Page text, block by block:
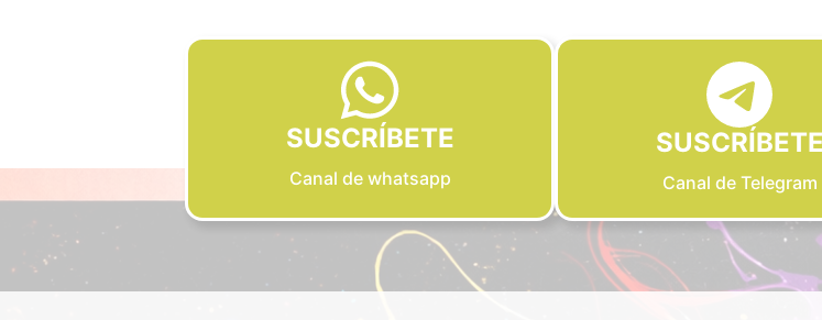
SUSCRÍBETE
Canal de whatsapp
SUSCRÍBETE
Canal de Telegram